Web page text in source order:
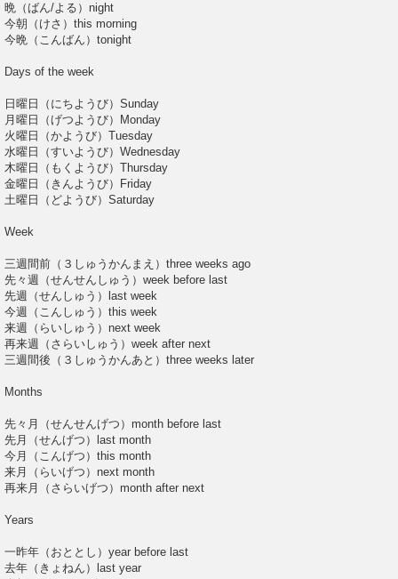
晩（ばん/よる）night
今朝（けさ）this morning
今晩（こんばん）tonight
Days of the week
日曜日（にちようび）Sunday
月曜日（げつようび）Monday
火曜日（かようび）Tuesday
水曜日（すいようび）Wednesday
木曜日（もくようび）Thursday
金曜日（きんようび）Friday
土曜日（どようび）Saturday
Week
三週間前（３しゅうかんまえ）three weeks ago
先々週（せんせんしゅう）week before last
先週（せんしゅう）last week
今週（こんしゅう）this week
来週（らいしゅう）next week
再来週（さらいしゅう）week after next
三週間後（３しゅうかんあと）three weeks later
Months
先々月（せんせんげつ）month before last
先月（せんげつ）last month
今月（こんげつ）this month
来月（らいげつ）next month
再来月（さらいげつ）month after next
Years
一昨年（おととし）year before last
去年（きょねん）last year